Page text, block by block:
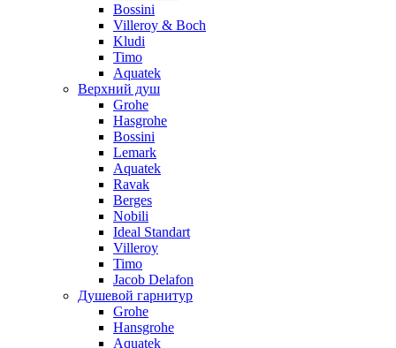
Bossini
Villeroy & Boch
Kludi
Timo
Aquatek
Верхний душ
Grohe
Hasgrohe
Bossini
Lemark
Aquatek
Ravak
Berges
Nobili
Ideal Standart
Villeroy
Timo
Jacob Delafon
Душевой гарнитур
Grohe
Hansgrohe
Aquatek